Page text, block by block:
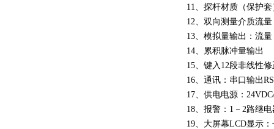
11、探杆材质（保护
12、双向测量介质流量
13、模拟量输出：流
14、累积脉冲量输出
15、键入12段非线性
16、通讯：串口输出
17、供电电源：
18、报警：1－2路继
19、大屏幕LCD显示